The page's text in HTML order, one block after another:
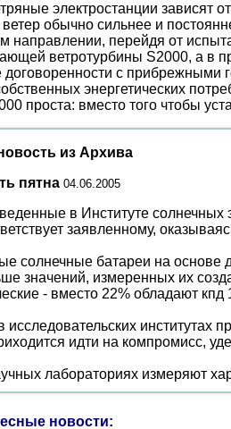
электростанции зависят
обычно сильнее и
направлении, перейдя от
ветротурбины S2000, а в
с прибрежными
энергетических
проста: вместо того чтобы
из Архива
пятна 04.06.2005
в Институте солнечных
заявленному,
солнечные батареи на
значений, измеренных их
- вместо 22% обладают кпд
исследовательских
идти на компромисс,
лабораториях измеряют
новости: